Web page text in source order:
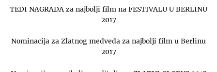
TEDI NAGRADA za najbolji film na FESTIVALU U BERLINU
2017
Nominacija za Zlatnog medveda za najbolji film u Berlinu
2017